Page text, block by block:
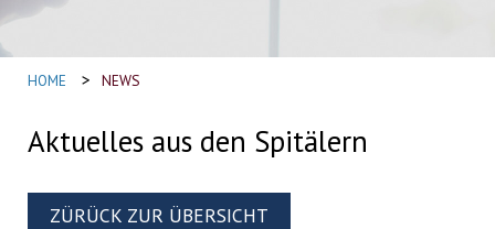
HOME > NEWS
Aktuelles aus den Spitälern
ZÜRÜCK ZUR ÜBERSICHT